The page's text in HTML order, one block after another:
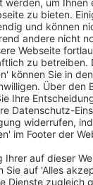
das
Zulassung im
München […]
des DStV